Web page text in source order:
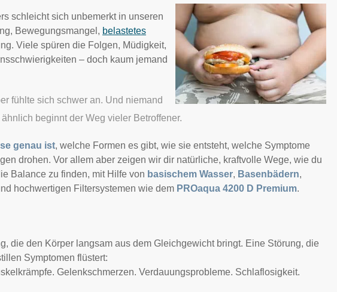
schleicht sich unbemerkt in unseren
Bewegungsmangel, belastetes
Viele spüren die Folgen, Müdigkeit,
– doch kaum jemand
fühlte sich schwer an. Und niemand
beginnt der Weg vieler Betroffener.
genau ist, welche Formen es gibt, wie sie entsteht, welche Symptome
drohen. Vor allem aber zeigen wir dir natürliche, kraftvolle Wege, wie du
Balance zu finden, mit Hilfe von basischem Wasser, Basenbädern,
hochwertigen Filtersystemen wie dem PROaqua 4200 D Premium.
die den Körper langsam aus dem Gleichgewicht bringt. Eine Störung, die
Symptomen flüstert:
Gelenkschmerzen. Verdauungsprobleme. Schlaflosigkeit.